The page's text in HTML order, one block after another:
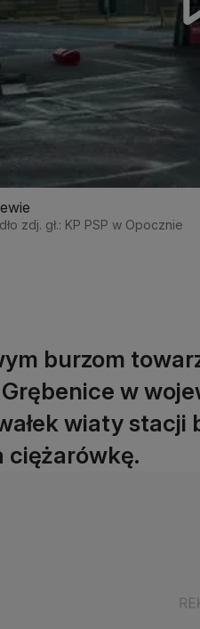
zdj. gł.: KP PSP w Opocznie
burzom
w
wiaty
ciężarówkę.